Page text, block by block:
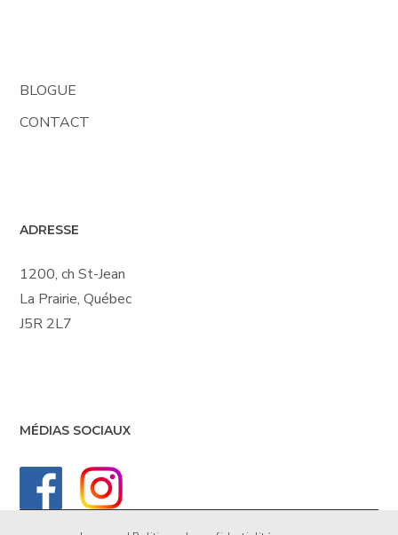
BLOGUE
CONTACT
ADRESSE
1200, ch St-Jean
La Prairie, Québec
J5R 2L7
MÉDIAS SOCIAUX